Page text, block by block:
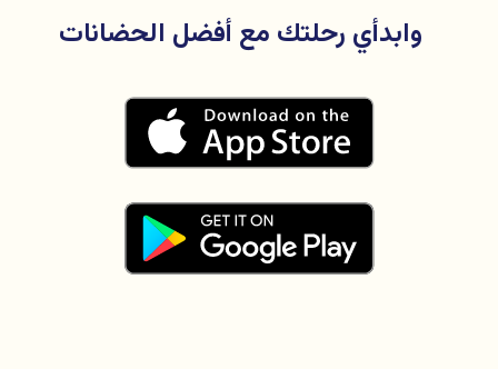
وابدأي رحلتك مع أفضل الحضانات